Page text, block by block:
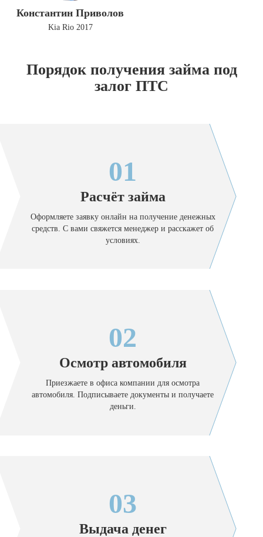
Константин Приволов
Kia Rio 2017
Порядок получения займа под
залог ПТС
01
Расчёт займа
Оформляете заявку онлайн на получение денежных
средств. С вами свяжется менеджер и расскажет об
условиях.
02
Осмотр автомобиля
Приезжаете в офиса компании для осмотра
автомобиля. Подписываете документы и получаете
деньги.
03
Выдача денег